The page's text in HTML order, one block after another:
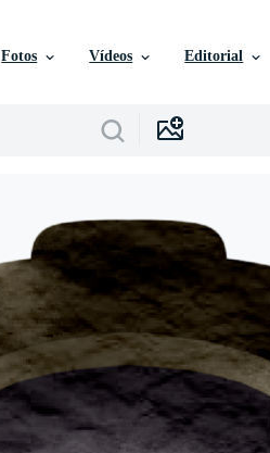
Fotos Vídeos Editorial